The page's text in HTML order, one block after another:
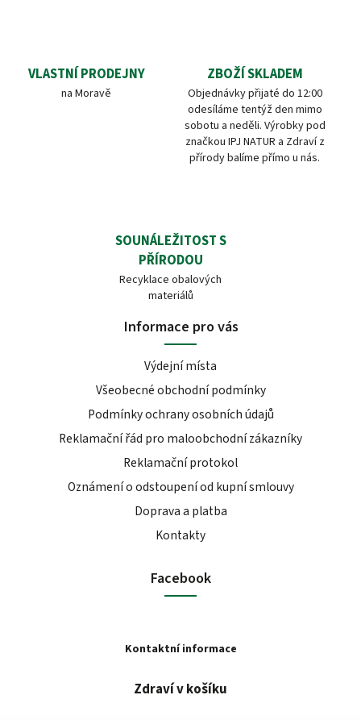
VLASTNÍ PRODEJNY
na Moravě
ZBOŽÍ SKLADEM
Objednávky přijaté do 12:00
odesíláme tentýž den mimo
sobotu a neděli. Výrobky pod
značkou IPJ NATUR a Zdraví z
přírody balíme přímo u nás.
SOUNÁLEŽITOST S
PŘÍRODOU
Recyklace obalových
materiálů
Informace pro vás
Výdejní místa
Všeobecné obchodní podmínky
Podmínky ochrany osobních údajů
Reklamační řád pro maloobchodní zákazníky
Reklamační protokol
Oznámení o odstoupení od kupní smlouvy
Doprava a platba
Kontakty
Facebook
Kontaktní informace
Zdraví v košíku